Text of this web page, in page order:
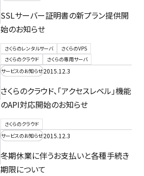
SSLサーバー証明書の新プラン提供開
始のお知らせ
さくらのレンタルサーバ
さくらのVPS
さくらのクラウド
さくらの専用サーバ
サービスのお知らせ2015.12.3
さくらのクラウド、「アクセスレベル」機能
のAPI対応開始のお知らせ
さくらのクラウド
サービスのお知らせ2015.12.3
冬期休業に伴うお支払いと各種手続き
期限について